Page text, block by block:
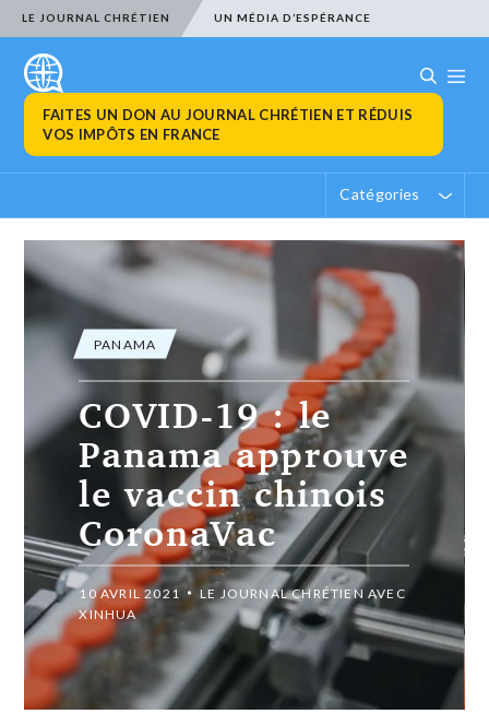
LE JOURNAL CHRÉTIEN UN MÉDIA D’ESPÉRANCE
FAITES UN DON AU JOURNAL CHRÉTIEN ET RÉDUIS
VOS IMPÔTS EN FRANCE
Catégories
PANAMA
COVID-19 : le
Panama approuve
le vaccin chinois
CoronaVac
10 AVRIL 2021
LE JOURNAL CHRÉTIEN AVEC
XINHUA